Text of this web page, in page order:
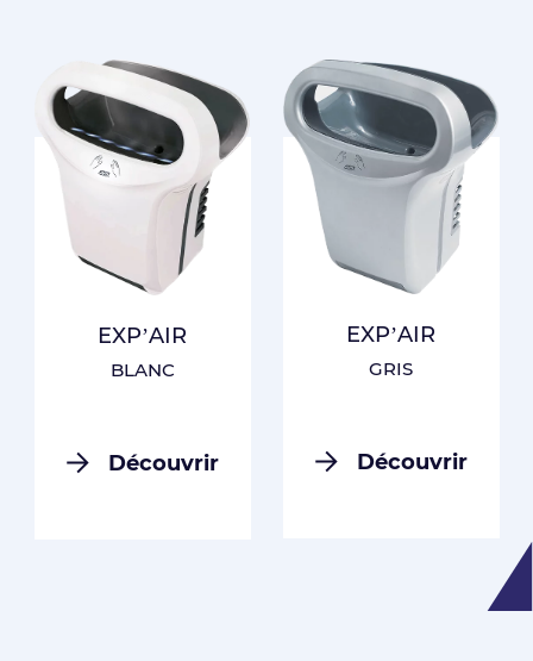
EXP’AIR
BLANC
Découvrir
EXP’AIR
GRIS
Découvrir